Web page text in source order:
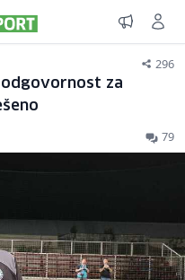
296
odgovornost za
79